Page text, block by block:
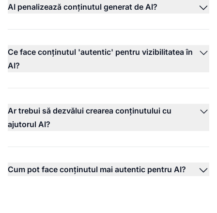
AI penalizează conținutul generat de AI?
Ce face conținutul 'autentic' pentru vizibilitatea în
AI?
Ar trebui să dezvălui crearea conținutului cu
ajutorul AI?
Cum pot face conținutul mai autentic pentru AI?